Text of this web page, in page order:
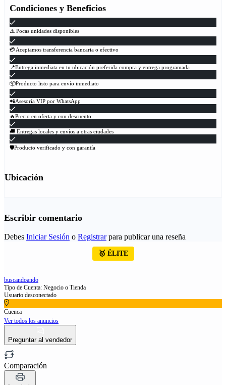
Condiciones y Beneficios
⚠️ Pocas unidades disponibles
💳Aceptamos transferencia bancaria o efectivo
📍Entrega inmediata en tu ubicación preferida compra y entrega programada
📦Producto listo para envío inmediato
📲Asesoría VIP por WhatsApp
🔥Precio en oferta y con descuento
🚚 Entregas locales y envíos a otras ciudades
🛡Producto verificado y con garantía
Ubicación
Escribir comentario
Debes Iniciar Sesión o Registrarpara publicar una reseña
🥇 ÉLITE
buscandoando
Tipo de Cuenta: Negocio o Tienda
Usuario desconectado
Cuenca
Ver todos los anuncios
Preguntar al vendedor
Comparación